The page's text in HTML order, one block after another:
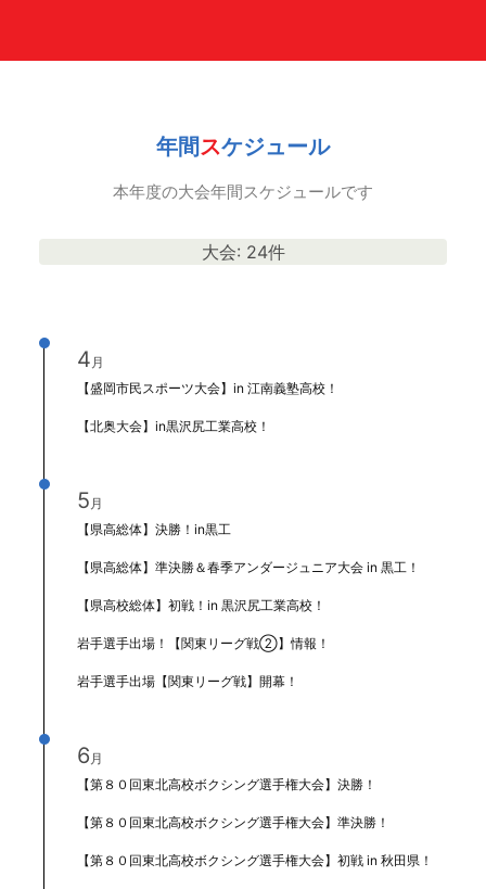
年間スケジュール
本年度の大会年間スケジュールです
大会: 24件
4 月
【盛岡市民スポーツ大会】in 江南義塾高校！
【北奥大会】in黒沢尻工業高校！
5 月
【県高総体】決勝！in黒工
【県高総体】準決勝＆春季アンダージュニア大会 in 黒工！
【県高校総体】初戦！in 黒沢尻工業高校！
岩手選手出場！【関東リーグ戦②】情報！
岩手選手出場【関東リーグ戦】開幕！
6 月
【第８０回東北高校ボクシング選手権大会】決勝！
【第８０回東北高校ボクシング選手権大会】準決勝！
【第８０回東北高校ボクシング選手権大会】初戦 in 秋田県！